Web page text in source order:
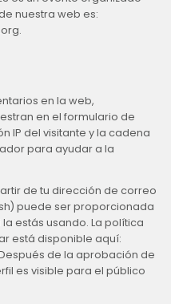
nuestra web es:
en la web,
en el formulario de
IP del visitante y la cadena
para ayudar a la
de tu dirección de correo
puede ser proporcionada
estás usando. La política
está disponible aquí:
de la aprobación de
es visible para el público